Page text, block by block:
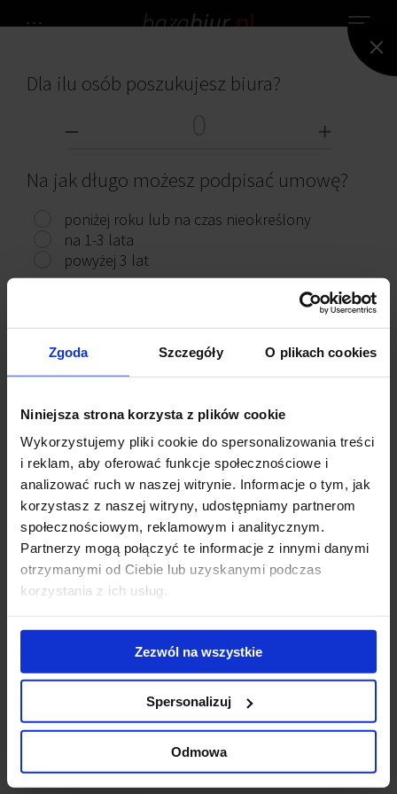
Zgoda Szczegóły O plikach cookies
Niniejsza strona korzysta z plików cookie
Wykorzystujemy pliki cookie do spersonalizowania treści
i reklam, aby oferować funkcje społecznościowe i
analizować ruch w naszej witrynie. Informacje o tym, jak
korzystasz z naszej witryny, udostępniamy partnerom
społecznościowym, reklamowym i analitycznym.
Partnerzy mogą połączyć te informacje z innymi danymi
otrzymanymi od Ciebie lub uzyskanymi podczas
korzystania z ich usług.
Zezwól na wszystkie
Spersonalizuj
Odmowa
NIE ZNALEZIONO ŻADNEGO BIURA.
Przeczytaj ciekawe artykuły
Gigantyczny
kompleks
biurowo-
hotelowy na
finiszu budowy
Modernizacja
kompleksu Diuna
- nowe centrum
konferencyjne
otwarte
Skontaktuj się z nami
Jones Lang LaSalle Sp. z o.o.
Dla ilu osób poszukujesz biura?
Na jak długo możesz podpisać umowę?
poniżej roku lub na czas nieokreślony
na 1-3 lata
powyżej 3 lat